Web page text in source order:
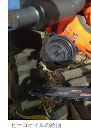
ビーゴオイルの給油